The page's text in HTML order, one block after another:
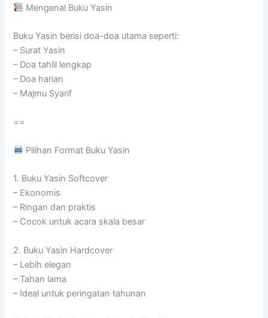
Mengenal Buku Yasin
Buku Yasin berisi doa-doa utama seperti:
– Surat Yasin
– Doa tahlil lengkap
– Doa harian
– Majmu Syarif
==
Pilihan Format Buku Yasin
1. Buku Yasin Softcover
– Ekonomis
– Ringan dan praktis
– Cocok untuk acara skala besar
2. Buku Yasin Hardcover
– Lebih elegan
– Tahan lama
– Ideal untuk peringatan tahunan